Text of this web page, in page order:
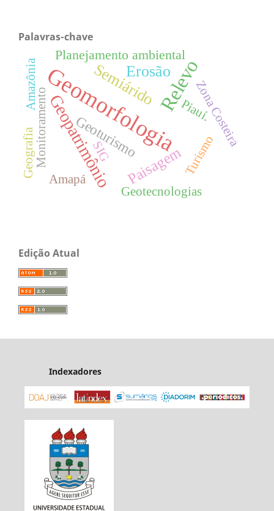
Palavras-chave
GeomorfologiaRelevo
Geopatrimônio
Semiárido
Erosão
Paisagem
Geoturismo
Planejamento ambiental
Turismo
Geotecnologias
Monitoramento Zona Costeira
Amazônia
Amapá
SIG
Geografia
Piauí.
Edição Atual
Indexadores